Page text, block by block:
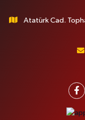
Atatürk Cad.